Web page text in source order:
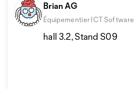
Brian AG
Équipementier ICT Software
hall 3.2, Stand S09